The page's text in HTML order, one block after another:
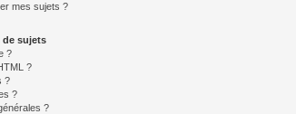
mes sujets ?
de sujets
?
?
?
?
?